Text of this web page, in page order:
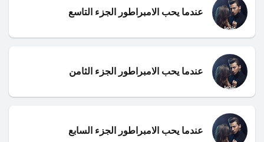
عندما يحب الامبراطور الجزء التاسع
عندما يحب الامبراطور الجزء الثامن
عندما يحب الامبراطور الجزء السابع